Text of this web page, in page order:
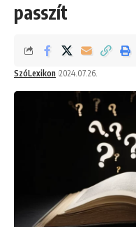
passzít
SzóLexikon 2024.07.26.